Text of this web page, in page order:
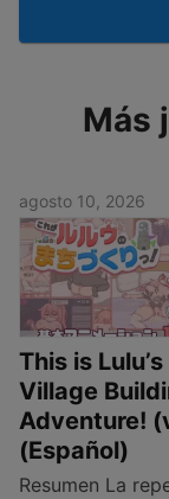
Más
agosto 10, 2026
This is Lulu’s
Village
Adventure!
(Español)
Resumen La